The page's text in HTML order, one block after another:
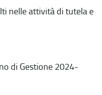
nelle attività di tutela e
di Gestione 2024-